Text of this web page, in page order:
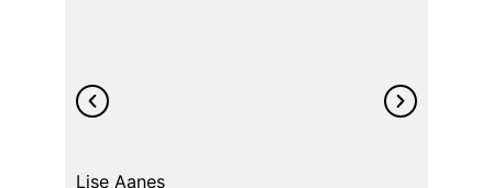
Lise Aanes